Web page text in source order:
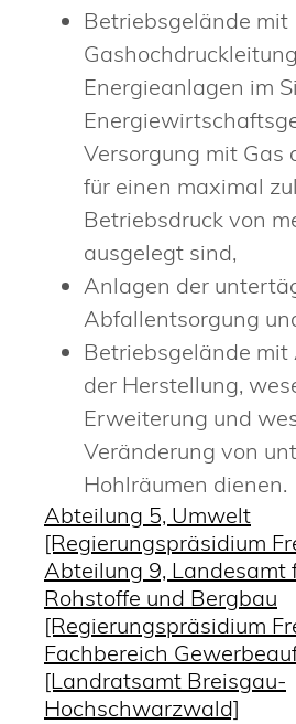
Betriebsgelände mit
Energieanlagen im
Versorgung mit Gas
für einen maximal
Betriebsdruck von
ausgelegt sind,
Anlagen der
Abfallentsorgung
Betriebsgelände mit
der Herstellung,
Erweiterung und
Veränderung von
Hohlräumen dienen.
Abteilung 5, Umwelt
[Regierungspräsidium
Abteilung 9, Landesamt
Rohstoffe und Bergbau
[Regierungspräsidium
Fachbereich
[Landratsamt Breisgau-
Hochschwarzwald]